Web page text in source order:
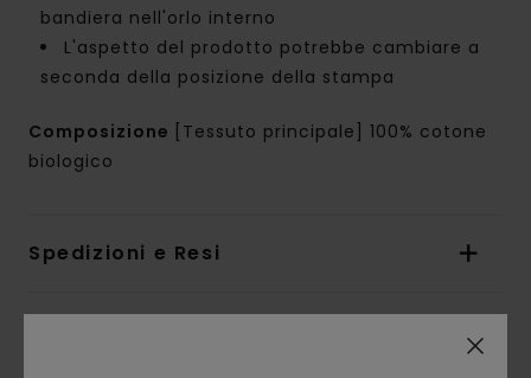
bandiera nell'orlo interno
L'aspetto del prodotto potrebbe cambiare a
seconda della posizione della stampa
Composizione
[Tessuto principale] 100% cotone
biologico
Spedizioni e Resi